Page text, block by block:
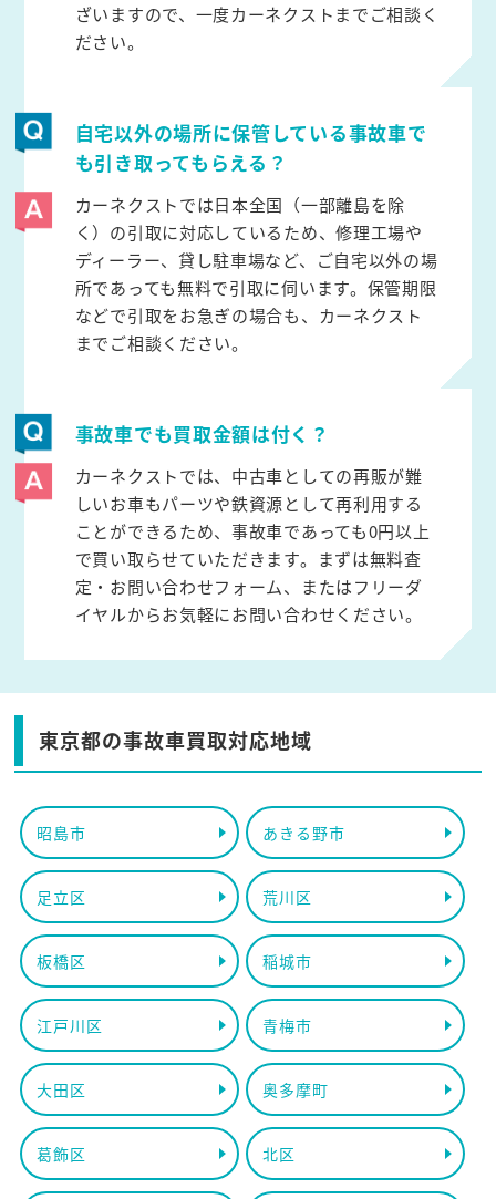
ざいますので、一度カーネクストまでご相談く
ださい。
自宅以外の場所に保管している事故車で
も引き取ってもらえる？
カーネクストでは日本全国（一部離島を除
く）の引取に対応しているため、修理工場や
ディーラー、貸し駐車場など、ご自宅以外の場
所であっても無料で引取に伺います。保管期限
などで引取をお急ぎの場合も、カーネクスト
までご相談ください。
事故車でも買取金額は付く？
カーネクストでは、中古車としての再販が難
しいお車もパーツや鉄資源として再利用する
ことができるため、事故車であっても0円以上
で買い取らせていただきます。まずは無料査
定・お問い合わせフォーム、またはフリーダ
イヤルからお気軽にお問い合わせください。
東京都の事故車買取対応地域
昭島市 あきる野市
足立区 荒川区
板橋区 稲城市
江戸川区 青梅市
大田区 奥多摩町
葛飾区 北区